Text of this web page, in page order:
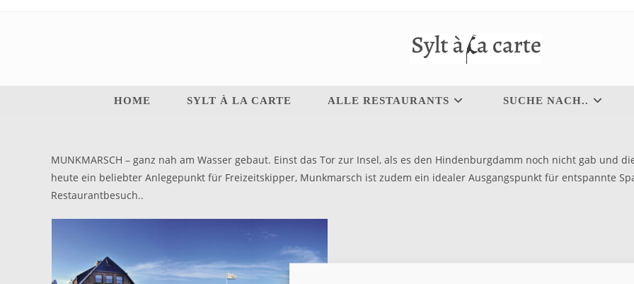
HOME SYLT À LA CARTE ALLE RESTAURANTS SUCHE NACH..
MUNKMARSCH – ganz nah am Wasser gebaut. Einst das Tor zur Insel, als es den Hindenburgdamm noch nicht gab und
heute ein beliebter Anlegepunkt für Freizeitskipper, Munkmarsch ist zudem ein idealer Ausgangspunkt für entspannte
Restaurantbesuch..